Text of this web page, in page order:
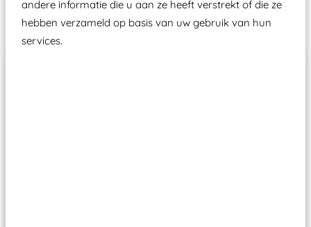
andere informatie die u aan ze heeft verstrekt of die ze
hebben verzameld op basis van uw gebruik van hun
services.
Past er goed bij